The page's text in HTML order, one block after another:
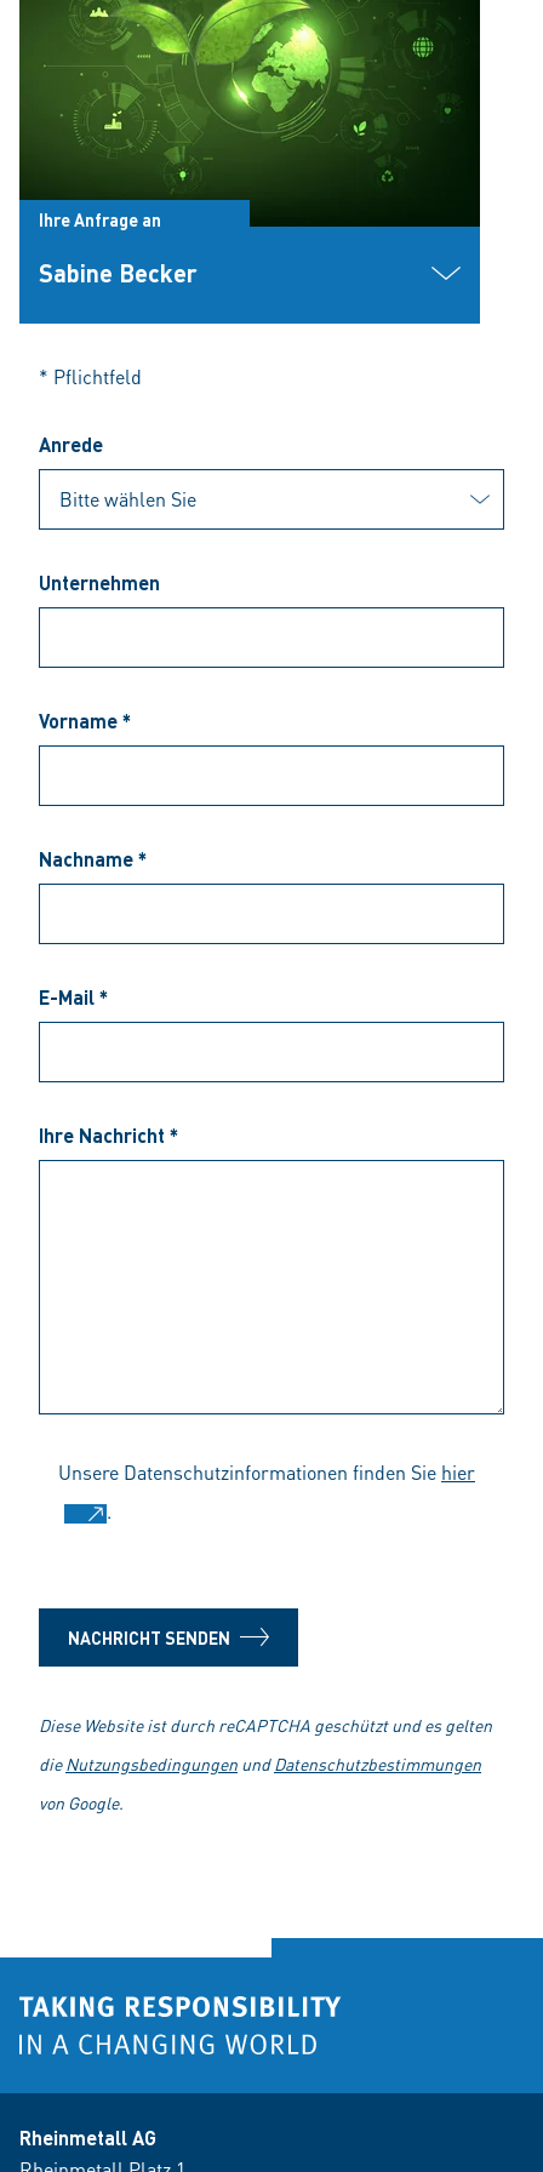
Ihre Anfrage an
Sabine Becker
* Pflichtfeld
Anrede
Unternehmen
Vorname *
Nachname *
E-Mail *
Ihre Nachricht *
Unsere Datenschutzinformationen finden Sie hier
.
NACHRICHT SENDEN
Diese Website ist durch reCAPTCHA geschützt und es gelten
dieNutzungsbedingungen undDatenschutzbestimmungen
von Google.
Rheinmetall AG